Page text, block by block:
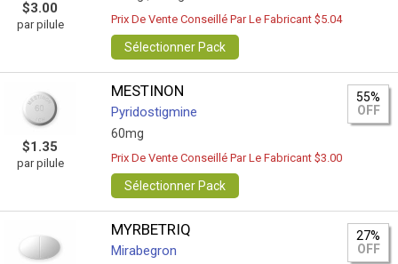
$3.00
par pilule Prix De Vente Conseillé Par Le Fabricant $5.04
Sélectionner Pack
$1.35
par pilule
MESTINON
Pyridostigmine
60mg
55%
OFF
Prix De Vente Conseillé Par Le Fabricant $3.00
Sélectionner Pack
MYRBETRIQ
Mirabegron
27%
OFF